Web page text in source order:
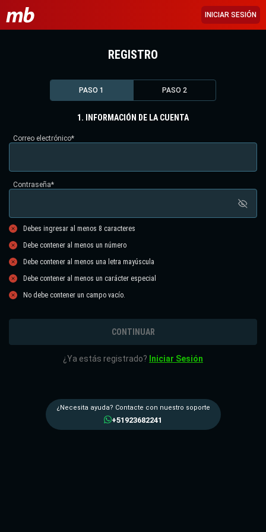
INICIAR SESIÓN
REGISTRO
PASO 1 PASO 2
1. INFORMACIÓN DE LA CUENTA
Contraseña*
Debes ingresar al menos 8 caracteres
Debe contener al menos un número
Debe contener al menos una letra mayúscula
Debe contener al menos un carácter especial
No debe contener un campo vacío.
Correo electrónico*
CONTINUAR
¿Ya estás registrado? Iniciar Sesión
¿Necesita ayuda? Contacte con nuestro soporte
+51923682241